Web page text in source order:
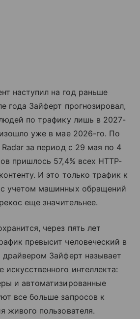
наступил на год раньше
года Зайферт прогнозировал,
по трафику лишь в 2027-
уже в мае 2026-го. По
за период с 29 мая по 4
пришлось 57,4% всех HTTP-
И это только трафик к
учетом машинных обращений
еще значительнее.
через пять лет
превысит человеческий в
драйвером Зайферт называет
искусственного интеллекта:
и автоматизированные
все больше запросов к
живого пользователя.